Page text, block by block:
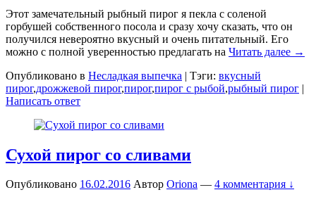
Этот замечательный рыбный пирог я пекла с соленой
горбушей собственного посола и сразу хочу сказать, что он
получился невероятно вкусный и очень питательный. Его
можно с полной уверенностью предлагать на Читать далее →
Опубликовано в Несладкая выпечка | Тэги: вкусный
пирог,дрожжевой пирог,пирог,пирог с рыбой,рыбный пирог |
Написать ответ
Сухой пирог со сливами
Опубликовано 16.02.2016 Автор Oriona — 4 комментария ↓